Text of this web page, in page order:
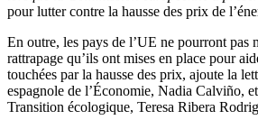
pour lutter contre la hausse des prix de
En outre, les pays de l’UE ne pourront pas
rattrapage qu’ils ont mises en place pour
touchées par la hausse des prix, ajoute la
espagnole de l’Économie, Nadia Calviño,
Transition écologique, Teresa Ribera